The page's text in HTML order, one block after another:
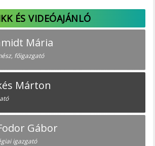
ÉS VIDEÓAJÁNLÓ
Mária
főigazgató
Márton
Gábor
igazgató